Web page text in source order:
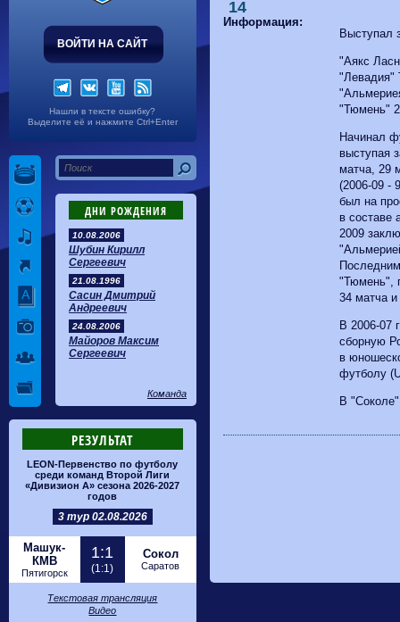
ВОЙТИ НА САЙТ
Нашли в тексте ошибку?
Выделите её и нажмите Ctrl+Enter
ДНИ РОЖДЕНИЯ
10.08.2006
Шубин Кирилл
Сергеевич
21.08.1996
Сасин Дмитрий
Андреевич
24.08.2006
Майоров Максим
Сергеевич
Команда
РЕЗУЛЬТАТ
LEON-Первенство по футболу
среди команд Второй Лиги
«Дивизион А» сезона 2026-2027
годов
3 тур 02.08.2026
Машук-
КМВ
Пятигорск
1:1
(1:1)
Сокол
Саратов
Текстовая трансляция
Видео
14
Информация:
Выступал
"Аякс
"Левадия"
"Тюмень"
Начинал
выступая
матча, 29
(2006-09 -
был на
в составе
2009
"Тюмень",
34 матча
В 2006-07
сборную
в
футболу
В